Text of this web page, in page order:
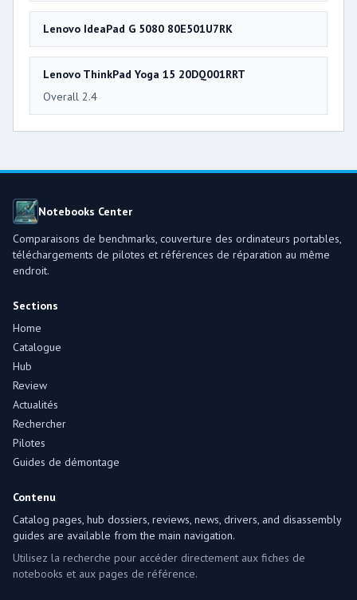
Lenovo IdeaPad G 5080 80E501U7RK
Lenovo ThinkPad Yoga 15 20DQ001RRT
Overall 2.4
Notebooks Center
Comparaisons de benchmarks, couverture des ordinateurs portables,
téléchargements de pilotes et références de réparation au même
endroit.
Sections
Home
Catalogue
Hub
Review
Actualités
Rechercher
Pilotes
Guides de démontage
Contenu
Catalog pages, hub dossiers, reviews, news, drivers, and disassembly
guides are available from the main navigation.
Utilisez la recherche pour accéder directement aux fiches de
notebooks et aux pages de référence.